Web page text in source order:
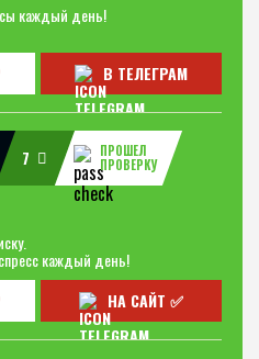
каждый день!
В ТЕЛЕГРАМ
7
ПРОШЕЛ
ПРОВЕРКУ
каждый день!
НА САЙТ ✅